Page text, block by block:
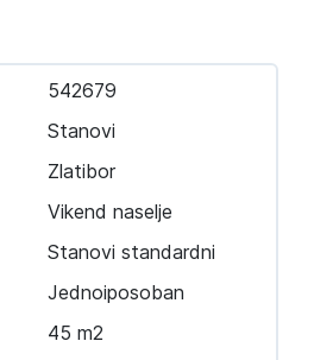
542679
Stanovi
Zlatibor
Vikend naselje
Stanovi standardni
Jednoiposoban
45 m2